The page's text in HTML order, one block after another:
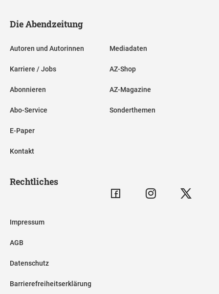
Die Abendzeitung
Autoren und Autorinnen
Karriere / Jobs
Abonnieren
Abo-Service
E-Paper
Kontakt
Mediadaten
AZ-Shop
AZ-Magazine
Sonderthemen
Rechtliches
Impressum
AGB
Datenschutz
Barrierefreiheitserklärung